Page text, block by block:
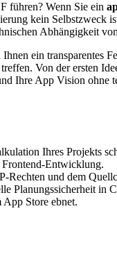
führen? Wenn Sie ein
kein Selbstzweck
Abhängigkeit
ein transparentes
Von der ersten
Ihre App Vision ohne
Ihres Projekts
Frontend-Entwicklung.
Rechten und dem
Planungssicherheit in
Store ebnet.